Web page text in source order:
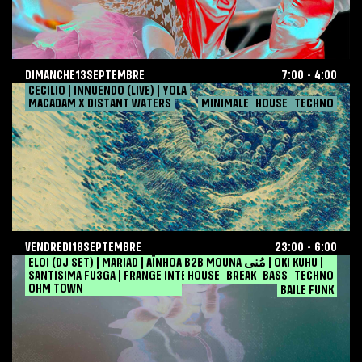
DIMANCHE13SEPTEMBRE 7:00 - 4:00
MACADAM
Gloria
September
13,
2026
2026-09-13
VENDREDI 18SEPTEMBRE23:00- 6:00
CECILIO | INNUENDO (LIVE) | YOLA
MACADAM X DISTANT WATERS
TECHNO
HOUSE
MINIMALE
TECHNO
HOUSE
MINIMALE
VENDREDI18SEPTEMBRE 23:00 - 6:00
DISTANT
WATERS
Nuit
September
18,
2026
2026-09-18
SAMEDI19SEPTEMBRE17:00- 3:00
ELOI (DJ SET) | MARIAD | AÏNHOA B2B MOUNA مُنى | OKI KUHU |
SANTISIMA FU3GA | FRANGE INTELLECTUELLE
ACCALMIE - OPEN AIR + INDOOR
OHM TOWN
BASS
BREAK
HOUSE
BAILE FUNK
TECHNO
BASS
BREAK
HOUSE
BAILE FUNK